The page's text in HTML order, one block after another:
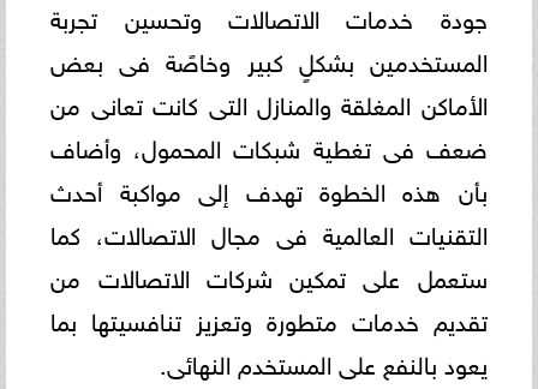
جودة خدمات الاتصالات وتحسين تجربة
المستخدمين بشكلٍ كبير وخاصًة فى بعض
الأماكن المغلقة والمنازل التى كانت تعانى من
ضعف فى تغطية شبكات المحمول، وأضاف
بأن هذه الخطوة تهدف إلى مواكبة أحدث
التقنيات العالمية فى مجال الاتصالات، كما
ستعمل على تمكين شركات الاتصالات من
تقديم خدمات متطورة وتعزيز تنافسيتها بما
يعود بالنفع على المستخدم النهائى.